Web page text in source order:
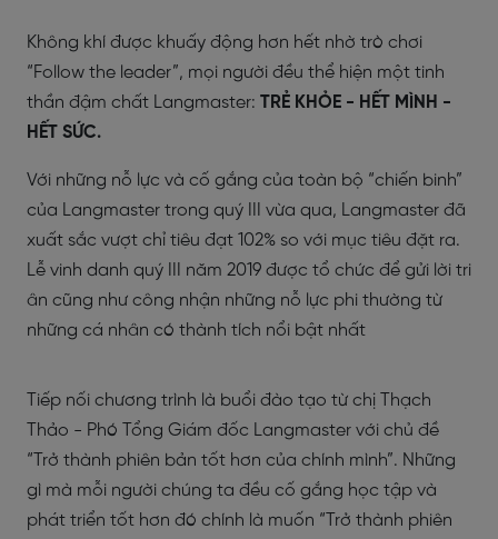
Không khí được khuấy động hơn hết nhờ trò chơi
“Follow the leader”, mọi người đều thể hiện một tinh
thần đậm chất Langmaster: TRẺ KHỎE - HẾT MÌNH -
HẾT SỨC.
Với những nỗ lực và cố gắng của toàn bộ “chiến binh”
của Langmaster trong quý III vừa qua, Langmaster đã
xuất sắc vượt chỉ tiêu đạt 102% so với mục tiêu đặt ra.
Lễ vinh danh quý III năm 2019 được tổ chức để gửi lời tri
ân cũng như công nhận những nỗ lực phi thường từ
những cá nhân có thành tích nổi bật nhất
Tiếp nối chương trình là buổi đào tạo từ chị Thạch
Thảo - Phó Tổng Giám đốc Langmaster với chủ đề
“Trở thành phiên bản tốt hơn của chính mình”. Những
gì mà mỗi người chúng ta đều cố gắng học tập và
phát triển tốt hơn đó chính là muốn “Trở thành phiên